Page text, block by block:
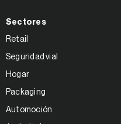
Sectores
Retail
Seguridad vial
Hogar
Packaging
Automoción